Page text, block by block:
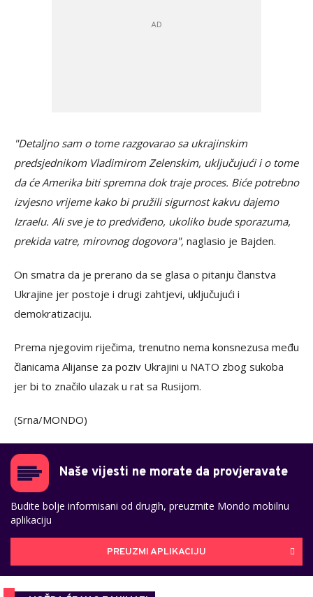
"Detaljno sam o tome razgovarao sa ukrajinskim
predsjednikom Vladimirom Zelenskim, uključujući i o tome
da će Amerika biti spremna dok traje proces. Biće potrebno
izvjesno vrijeme kako bi pružili sigurnost kakvu dajemo
Izraelu. Ali sve je to predviđeno, ukoliko bude sporazuma,
prekida vatre, mirovnog dogovora", naglasio je Bajden.
On smatra da je prerano da se glasa o pitanju članstva
Ukrajine jer postoje i drugi zahtjevi, uključujući i
demokratizaciju.
Prema njegovim riječima, trenutno nema konsnezusa među
članicama Alijanse za poziv Ukrajini u NATO zbog sukoba
jer bi to značilo ulazak u rat sa Rusijom.
(Srna/MONDO)
Naše vijesti ne morate da provjeravate
Budite bolje informisani od drugih, preuzmite Mondo mobilnu
aplikaciju
PREUZMI APLIKACIJU